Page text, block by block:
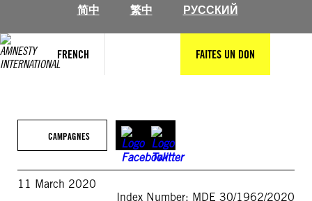
简中
繁中 РУССКИЙ
FRENCH FAITES UN DON
CAMPAGNES
11 March 2020
Index Number: MDE 30/1962/2020